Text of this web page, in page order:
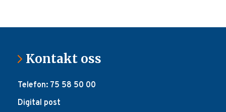
Kontakt oss
Telefon: 75 58 50 00
Digital post